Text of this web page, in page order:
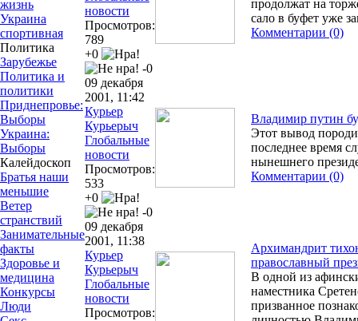
жизнь
Украина
спортивная
Политика
Зарубежье
Политика и
политики
Приднепровье:
Выборы
Украина:
Выборы
Калейдоскоп
Братья наши
меньшие
Ветер
странствий
Занимательные
факты
Здоровье и
медицина
Конкурсы
Люди
новости
Просмотров:
789
+0
-0
продолжат на
сало в буфет уже
Комментарии (0)
09 декабря
2001, 11:42
Курьер
Курьерыч
Глобальные
новости
Просмотров:
533
+0
-0
Владимир путин
Этот вывод
последнее время
нынешнего
Комментарии (0)
09 декабря
2001, 11:38
Курьер
Курьерыч
Глобальные
новости
Просмотров:
Архимандрит
православный
В одной из
наместника
призванное